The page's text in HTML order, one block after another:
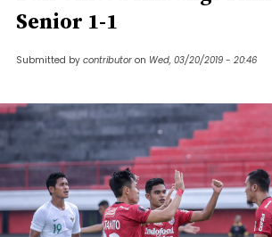
Senior 1-1
Submitted by contributor on Wed, 03/20/2019 - 20:46